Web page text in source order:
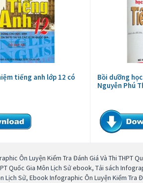
tiếng anh lớp 12 có
Bồi dưỡng
Nguyễn Phú
Ôn Luyện Kiểm Tra Đánh Giá Và Thi THPT
Quốc Gia Môn Lịch Sử ebook, Tải sách
Lịch Sử, Ebook Infographic Ôn Luyện Kiểm Tra